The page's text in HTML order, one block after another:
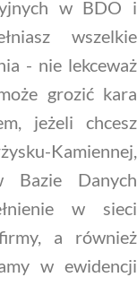
w BDO i
wszelkie
- nie lekceważ
grozić kara
jeżeli chcesz
Kamiennej,
Bazie Danych
w sieci
a również
w ewidencji